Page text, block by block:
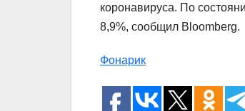
коронавируса. По
8,9%, сообщил Bloomberg.
Фонарик